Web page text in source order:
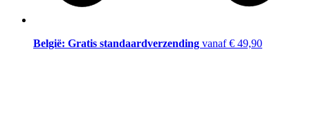
België: Gratis standaardverzending vanaf € 49,90